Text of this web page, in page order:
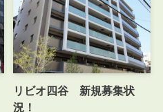
リビオ四谷 新規募集状
況！